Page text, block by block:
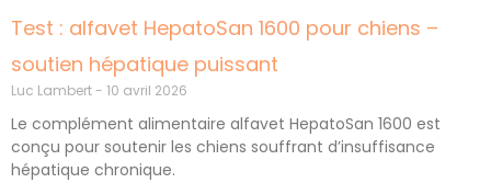
Test : alfavet HepatoSan 1600 pour chiens –
soutien hépatique puissant
Luc Lambert 10 avril 2026
Le complément alimentaire alfavet HepatoSan 1600 est
conçu pour soutenir les chiens souffrant d’insuffisance
hépatique chronique.